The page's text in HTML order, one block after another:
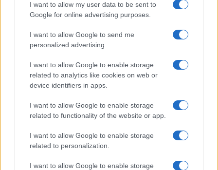
I want to allow my user data to be sent to
Google for online advertising purposes.
I want to allow Google to send me
personalized advertising.
I want to allow Google to enable storage
related to analytics like cookies on web or
device identifiers in apps.
I want to allow Google to enable storage
related to functionality of the website or app.
I want to allow Google to enable storage
related to personalization.
I want to allow Google to enable storage
Continua a leggere
COME FARE